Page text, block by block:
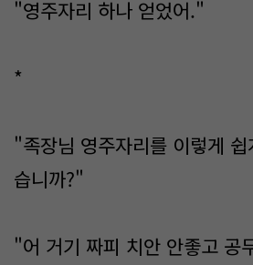
"영주자리 하나 얻었어."
*
"족장님 영주자리를 이렇게
습니까?"
"어 거기 짜피 치안 안좋고 공